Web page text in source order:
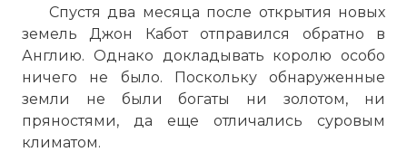
Спустя два месяца после открытия новых
земель Джон Кабот отправился обратно в
Англию. Однако докладывать королю особо
ничего не было. Поскольку обнаруженные
земли не были богаты ни золотом, ни
пряностями, да еще отличались суровым
климатом.